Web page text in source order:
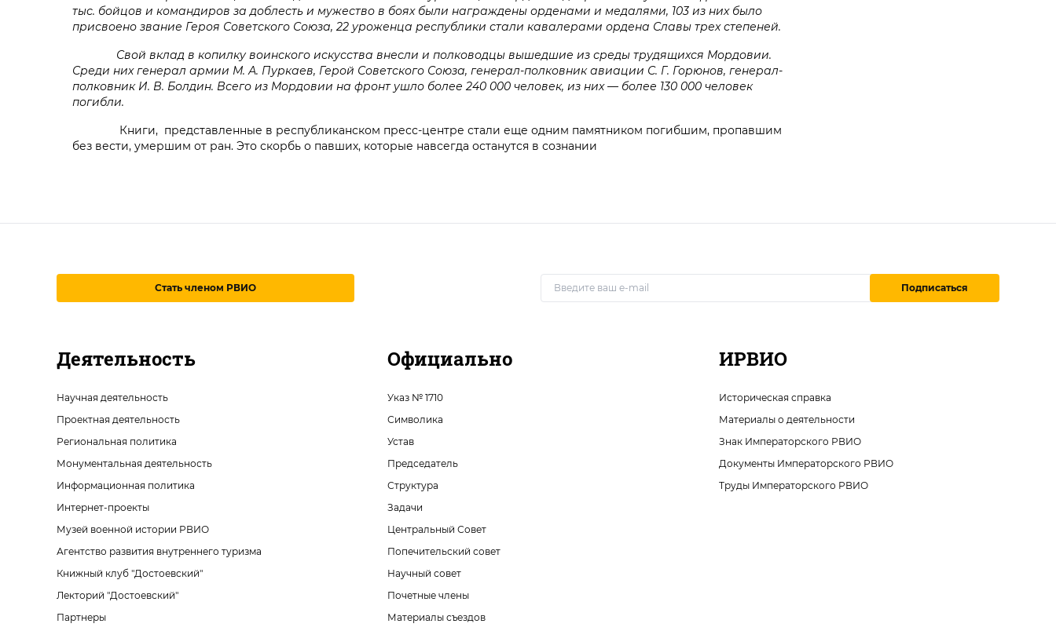
тыс. бойцов и командиров за доблесть и мужество в боях были награждены орденами и медалями, 103 из них было
присвоено звание Героя Советского Союза, 22 уроженца республики стали кавалерами ордена Славы трех степеней.
Свой вклад в копилку воинского искусства внесли и полководцы вышедшие из среды трудящихся Мордовии.
Среди них генерал армии М. А. Пуркаев, Герой Советского Союза, генерал-полковник авиации С. Г. Горюнов, генерал-
полковник И. В. Болдин. Всего из Мордовии на фронт ушло более 240 000 че­ловек, из них — более 130 000 человек
погибли.
Книги, представленные в республиканском пресс-центре стали еще одним памятником погибшим, пропавшим
без вести, умершим от ран. Это скорбь о павших, которые навсегда останутся в сознании
Стать членом РВИО Подписаться
Деятельность
Научная деятельность
Проектная деятельность
Региональная политика
Монументальная деятельность
Информационная политика
Интернет-проекты
Музей военной истории РВИО
Агентство развития внутреннего туризма
Книжный клуб "Достоевский"
Лекторий "Достоевский"
Партнеры
Официально
Указ № 1710
Символика
Устав
Председатель
Структура
Задачи
Центральный Совет
Попечительский совет
Научный совет
Почетные члены
Материалы съездов
ИРВИО
Историческая справка
Материалы о деятельности
Знак Императорского РВИО
Документы Императорского РВИО
Труды Императорского РВИО